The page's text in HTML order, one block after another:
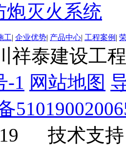
炮灭火系统
工| 企业优势| 产品中心| 工程案例 |
祥泰建设工
-1 网站地图
技术支